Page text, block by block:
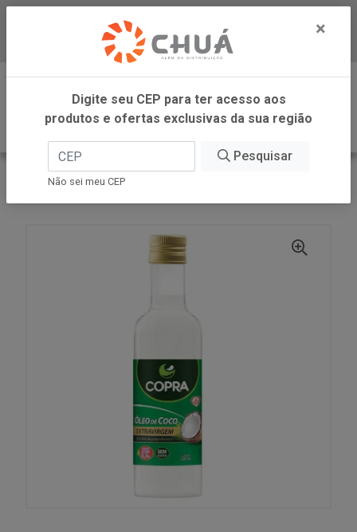
Baixe já nosso APP
0
INÍCIO
COPRA ALIMENTOS
×
Digite seu CEP para ter acesso aos
produtos e ofertas exclusivas da sua região
Pesquisar
Não sei meu CEP